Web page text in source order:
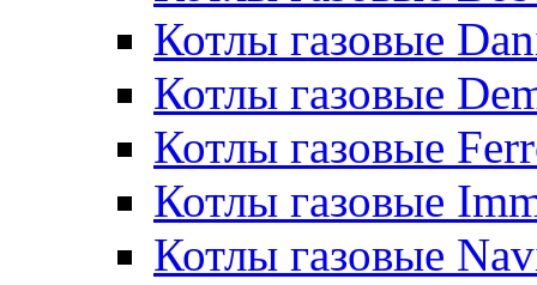
Котлы газовые
Котлы газовые
Котлы газовые
Котлы газовые
Котлы газовые